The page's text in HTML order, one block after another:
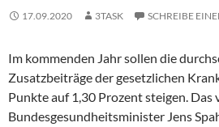
17.09.2020 3TASK SCHREIBE
Im kommenden Jahr sollen die
Zusatzbeiträge der gesetzlichen
Punkte auf 1,30 Prozent steigen.
Bundesgesundheitsminister Jens